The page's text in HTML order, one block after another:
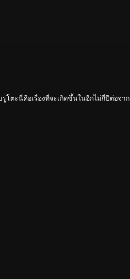
โตะนี่คือเรื่องที่จะเกิดขึ้นในอีกไม่กี่ปีต่อจาก